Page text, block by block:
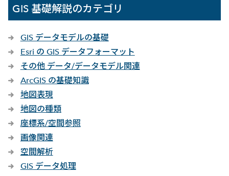
GIS 基礎解説のカテゴリ
GIS データモデルの基礎
Esri の GIS データフォーマット
その他 データ/データモデル関連
ArcGIS の基礎知識
地図表現
地図の種類
座標系/空間参照
画像関連
空間解析
GIS データ処理